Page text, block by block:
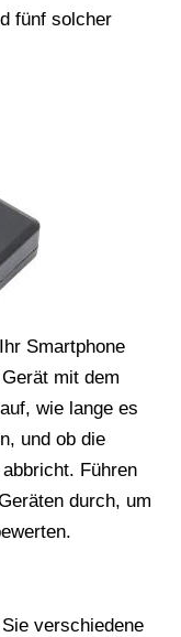
fünf solcher
Smartphone
mit dem
wie lange es
und ob die
Führen
durch, um
verschiedene